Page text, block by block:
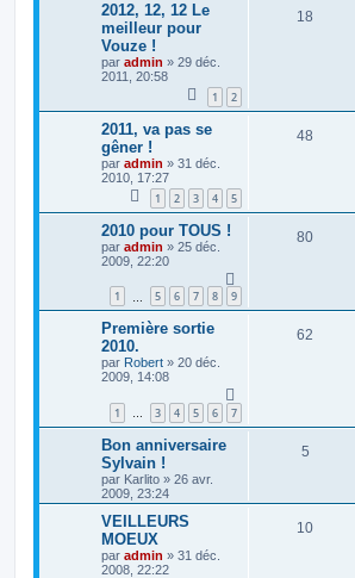
2012, 12, 12 Le
meilleur pour
Vouze !
par admin » 29 déc.
2011, 20:58
1 2
18
2011, va pas se
gêner !
par admin » 31 déc.
2010, 17:27
1 2 3 4 5
48
2010 pour TOUS !
par admin » 25 déc.
2009, 22:20
1 5 6 7 8 9
80
Première sortie
2010.
par Robert » 20 déc.
2009, 14:08
1 … 3 4 5 6 7
62
Bon anniversaire
Sylvain !
par Karlito » 26 avr.
2009, 23:24
5
VEILLEURS
MOEUX
par admin » 31 déc.
2008, 22:22
10